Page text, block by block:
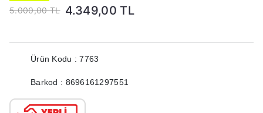
5.000,00 TL 4.349,00 TL
Ürün Kodu : 7763
Barkod : 8696161297551